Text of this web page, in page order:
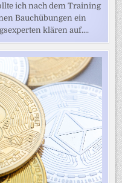
ich nach dem Training
Bauchübungen ein
klären auf....